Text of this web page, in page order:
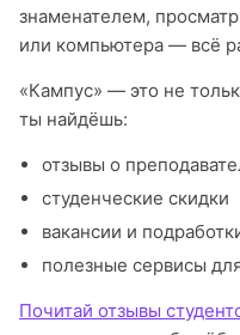
знаменателем,
или компьютера — всё
«Кампус» — это не
ты найдёшь:
отзывы о
студенческие скидки
вакансии и
полезные сервисы
Почитай отзывы